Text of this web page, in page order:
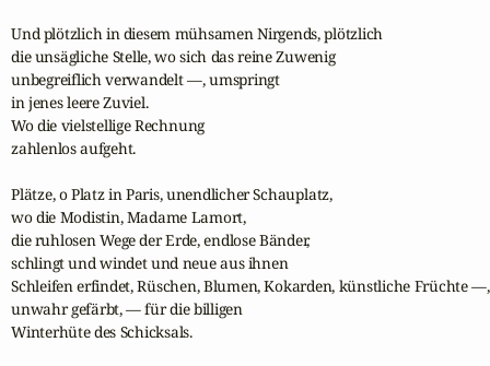
Und plötzlich in diesem mühsamen Nirgends, plötzlich
die unsägliche Stelle, wo sich das reine Zuwenig
unbegreiflich verwandelt —, umspringt
in jenes leere Zuviel.
Wo die vielstellige Rechnung
zahlenlos aufgeht.
Plätze, o Platz in Paris, unendlicher Schauplatz,
wo die Modistin, Madame Lamort,
die ruhlosen Wege der Erde, endlose Bänder,
schlingt und windet und neue aus ihnen
Schleifen erfindet, Rüschen, Blumen, Kokarden, künstliche Früchte
unwahr gefärbt, — für die billigen
Winterhüte des Schicksals.